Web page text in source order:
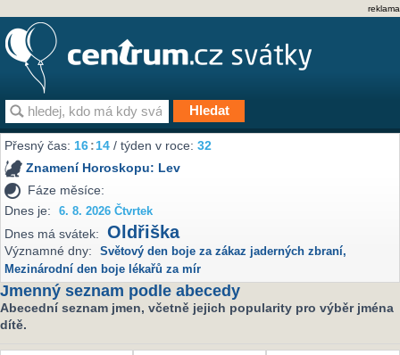
reklama
Přesný čas:16 14 / týden v roce:32
Znamení Horoskopu: Lev
Fáze měsíce:
Dnes je:
6. 8. 2026 Čtvrtek
Dnes má svátek: Oldřiška
Významné dny: Světový den boje za zákaz jaderných zbraní,
Mezinárodní den boje lékařů za mír
Jmenný seznam podle abecedy
Abecední seznam jmen, včetně jejich popularity pro výběr jména
dítě.